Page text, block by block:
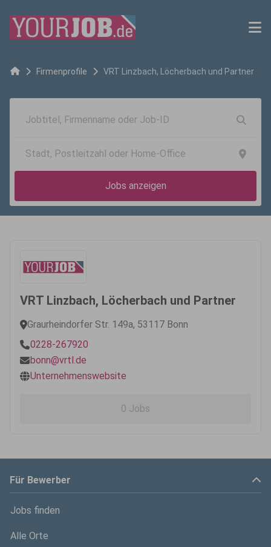
Firmenprofile VRT Linzbach, Löcherbach und Partner
Jobs anzeigen
VRT Linzbach, Löcherbach und Partner
Graurheindorfer Str. 149a, 53117 Bonn
0228-267920
bonn@vrtl.de
Unternehmenswebsite
0 Jobs
Für Bewerber
Jobs finden
Alle Orte